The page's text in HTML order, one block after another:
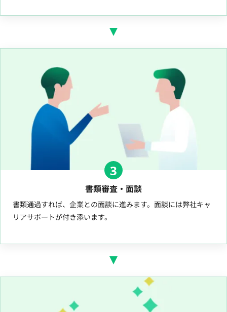
3
書類審査・面談
書類通過すれば、企業との面談に進みます。面談には弊社キャ
リアサポートが付き添います。